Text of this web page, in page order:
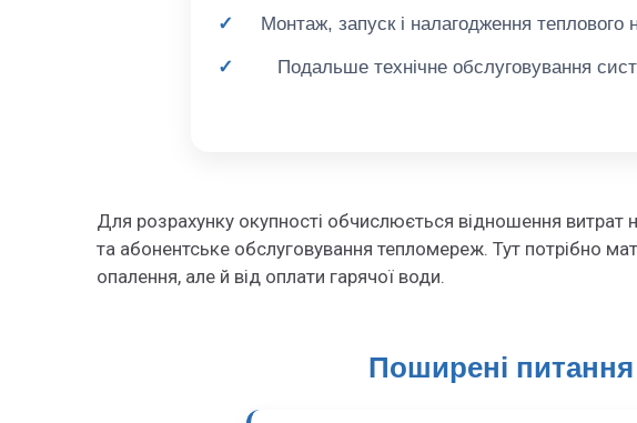
Монтаж, запуск і налагодження теплового
Подальше технічне обслуговування
Для розрахунку окупності обчислюється відношення витрат
та абонентське обслуговування тепломереж. Тут потрібно
опалення, але й від оплати гарячої води.
Поширені